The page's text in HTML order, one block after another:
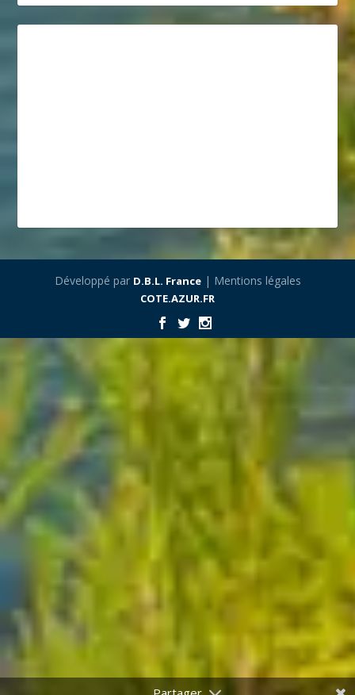
Développé par D.B.L. France| Mentions légales
COTE.AZUR.FR